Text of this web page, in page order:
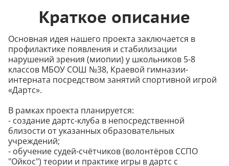
Краткое описание
Основная идея нашего проекта заключается в
профилактике появления и стабилизации
нарушений зрения (миопии) у школьников 5-8
классов МБОУ СОШ №38, Краевой гимназии-
интерната посредством занятий спортивной игрой
«Дартс».
В рамках проекта планируется:
- создание дартс-клуба в непосредственной
близости от указанных образовательных
учреждений;
- обучение судей-счётчиков (волонтёров ССПО
"Ойкос") теории и практике игры в дартс с